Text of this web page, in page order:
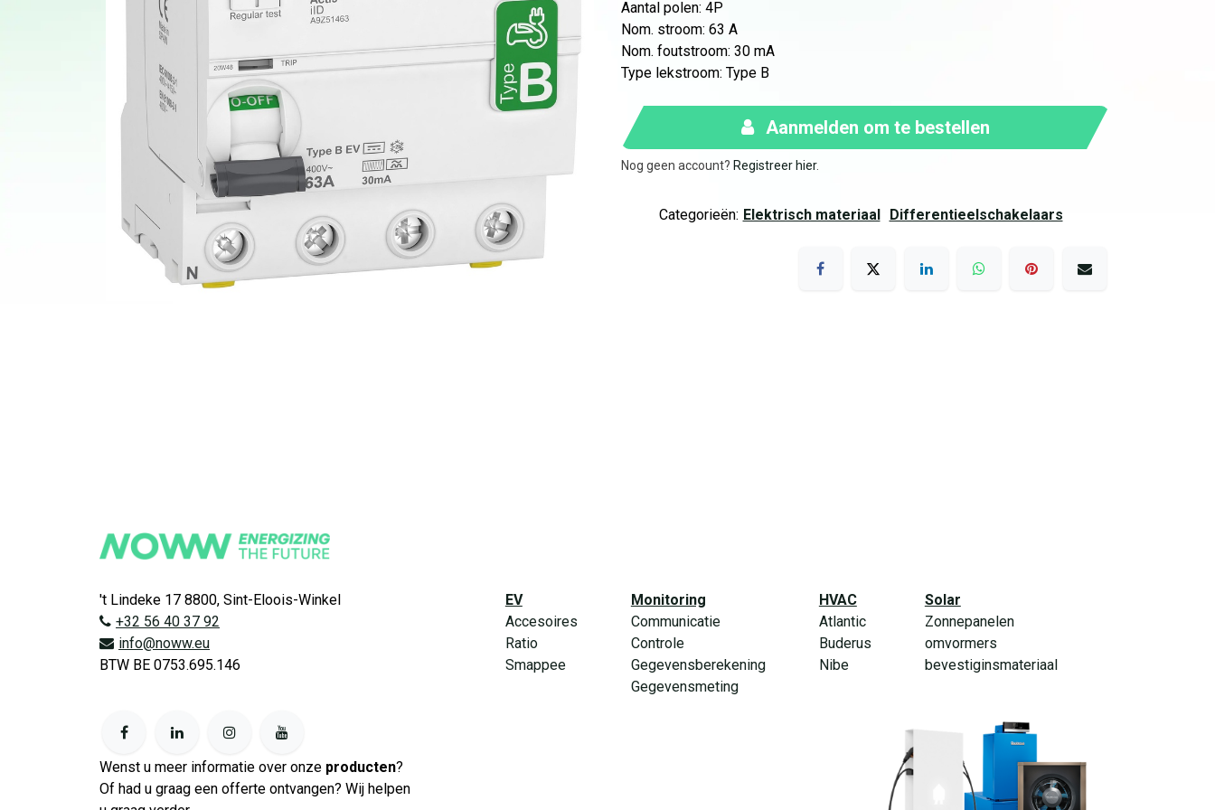
Aantal polen: 4P
Nom. stroom: 63 A
Nom. foutstroom: 30 mA
Type lekstroom: Type B
Aanmelden om te bestellen
Nog geen account? Registreer hier.
Categorieën: Differentieelschakelaars
Elektrisch materiaal
't Lindeke 17 8800, Sint-Eloois-Winkel
+32 56 40 37 92
info@noww.eu
BTW BE 0753.695.146
EV
Accesoires
Ratio
Smappee
Monitoring
Communicatie
Controle
Gegevensberekening
Gegevensmeting
HVAC
Atlantic
Buderus
Nibe
Solar
Zonnepanelen
omvormers
bevestiginsmateriaal
Wenst u meer informatie over onze producten?
Of had u graag een offerte ontvangen? Wij helpen